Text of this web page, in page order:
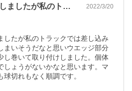
いすゞのギガに使用しましたが私のトラッ… 2022/3/20
したが私のトラックでは差し込み
まいそうだなと思いウエッジ部分
し巻いて取り付けしました。個体
しょうがないかなと思います。マ
切れもなく順調です。